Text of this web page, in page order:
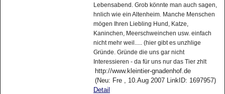
Lebensabend. Grob könnte man auch sagen,
hnlich wie ein Altenheim. Manche Menschen
mögen Ihren Liebling Hund, Katze,
Kaninchen, Meerschweinchen usw. einfach
nicht mehr weil..... (hier gibt es unzhlige
Gründe. Gründe die uns gar nicht
Interessieren - da für uns nur das Tier zhlt
http://www.kleintier-gnadenhof.de
(Neu: Fre , 10.Aug 2007 LinkID: 1697957)
Detail